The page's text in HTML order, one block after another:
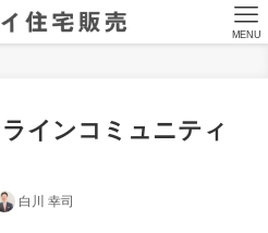
MENU
インコミュニティ
白川 幸司